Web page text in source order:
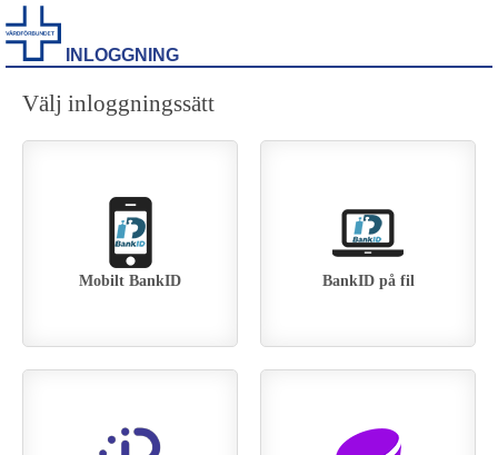
INLOGGNING
Välj inloggningssätt
Mobilt BankID BankID på fil